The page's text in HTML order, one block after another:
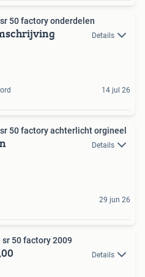
50 factory onderdelen
Details
14 jul 26
50 factory achterlicht orgineel
Details
29 jun 26
50 factory 2009
Details